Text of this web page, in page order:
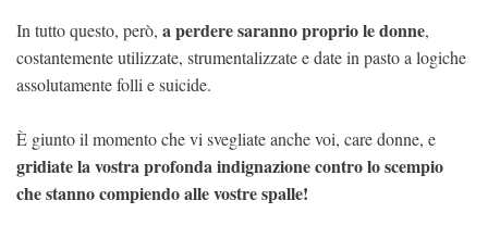
In tutto questo, però, a perdere saranno proprio le donne,
costantemente utilizzate, strumentalizzate e date in pasto a logiche
assolutamente folli e suicide.
È giunto il momento che vi svegliate anche voi, care donne, e
gridiate la vostra profonda indignazione contro lo scempio
che stanno compiendo alle vostre spalle!